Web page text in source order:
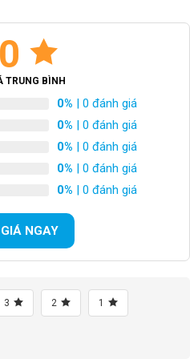
EF500 3×8 (24 Tốc độ)
NỘI THẤT SHIMANO
PROWHEEL, có chắn đĩa
–
TRUNG BÌNH
0% | 0 đánh giá
0% | 0 đánh giá
0% | 0 đánh giá
0% | 0 đánh giá
0% | 0 đánh giá
NGAY
3 2 1